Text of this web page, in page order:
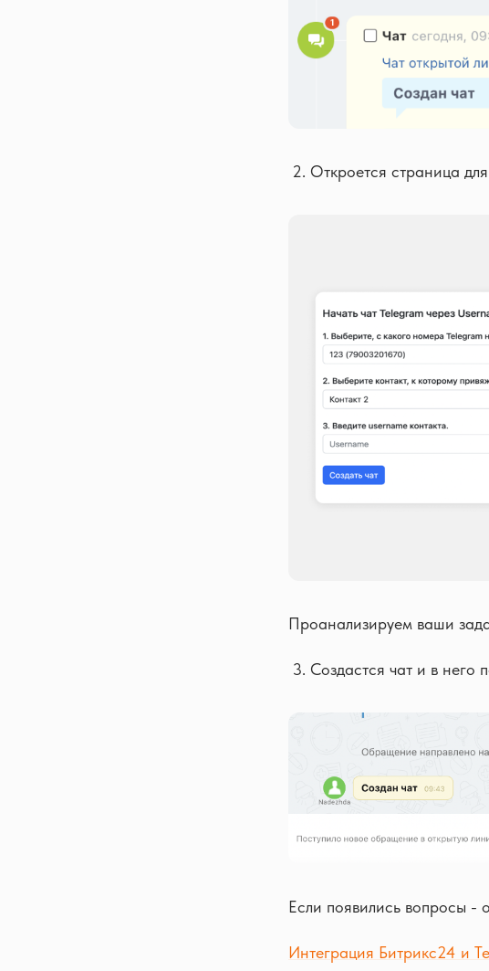
Откроется страница
Проанализируем ваши
Создастся чат и в него
Если появились вопросы -
Интеграция Битрикс24 и